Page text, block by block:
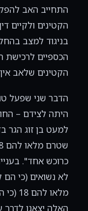
התחייב האב
הקטינים ולקיים
הכספיים לרכישת
הקטינים שלאב
הדבר שני שפעל
היתה לצידם –
למעט בן זוג הגר
כרוכש אחד".
לא נשואים (כי הם
מלאו
האלה יצאנו